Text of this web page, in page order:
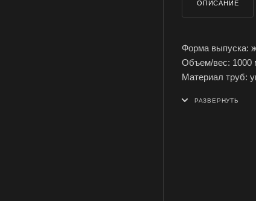
ОПИСАНИЕ
Форма выпуска:
Объем/вес: 1000
Материал труб:
Упаковка: флакон